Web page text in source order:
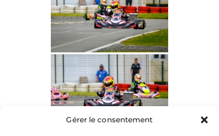
Gérer le consentement